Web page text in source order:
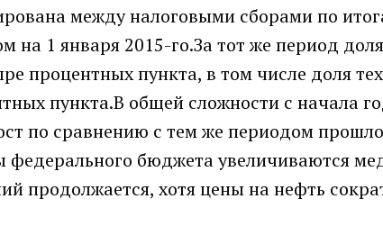
между налоговыми сборами по
на 1 января 2015-го.За тот же период
процентных пункта, в том числе доля
пункта.В общей сложности с начала
по сравнению с тем же периодом
федерального бюджета увеличиваются
продолжается, хотя цены на нефть